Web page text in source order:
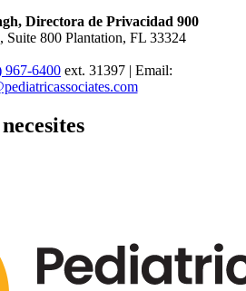
Directora de Privacidad 900
Suite 800 Plantation, FL 33324
967-6400 ext. 31397 | Email: